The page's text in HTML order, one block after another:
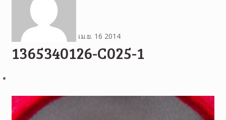
เม.ย. 16 2014
1365340126-C025-1